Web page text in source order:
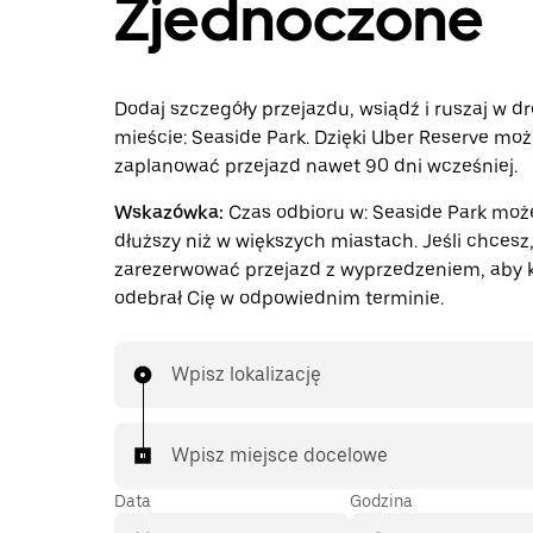
Zjednoczone
Dodaj szczegóły przejazdu, wsiądź i ruszaj w
mieście: Seaside Park. Dzięki Uber Reserve
zaplanować przejazd nawet 90 dni wcześniej.
Wskazówka: Czas odbioru w: Seaside Park
dłuższy niż w większych miastach. Jeśli
zarezerwować przejazd z wyprzedzeniem, aby
odebrał Cię w odpowiednim terminie.
Wpisz lokalizację
Wpisz miejsce docelowe
Data Godzina